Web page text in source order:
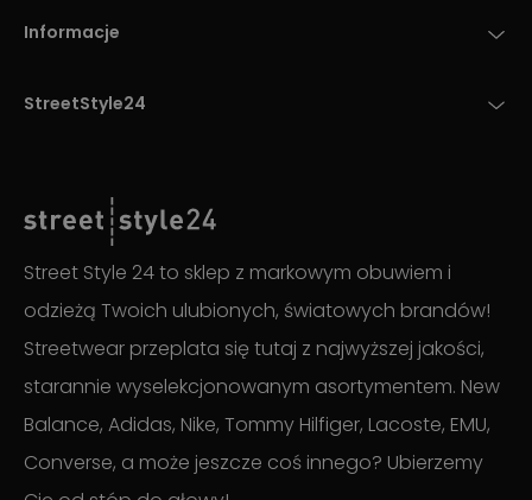
Informacje
StreetStyle24
Street Style 24 to sklep z markowym obuwiem i
odzieżą Twoich ulubionych, światowych brandów!
Streetwear przeplata się tutaj z najwyższej jakości,
starannie wyselekcjonowanym asortymentem. New
Balance, Adidas, Nike, Tommy Hilfiger, Lacoste, EMU,
Converse, a może jeszcze coś innego? Ubierzemy